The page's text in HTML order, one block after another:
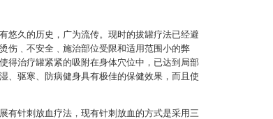
悠久的历史，广为流传。现时的拔罐疗法已经避
伤﹑不安全﹑施治部位受限和适用范围小的弊
得治疗罐紧紧的吸附在身体穴位中，已达到局部
、驱寒、防病健身具有极佳的保健效果，而且使
有针刺放血疗法，现有针刺放血的方式是采用三